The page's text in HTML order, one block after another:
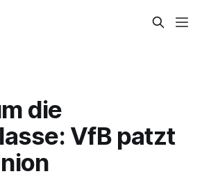
die
VfB patzt